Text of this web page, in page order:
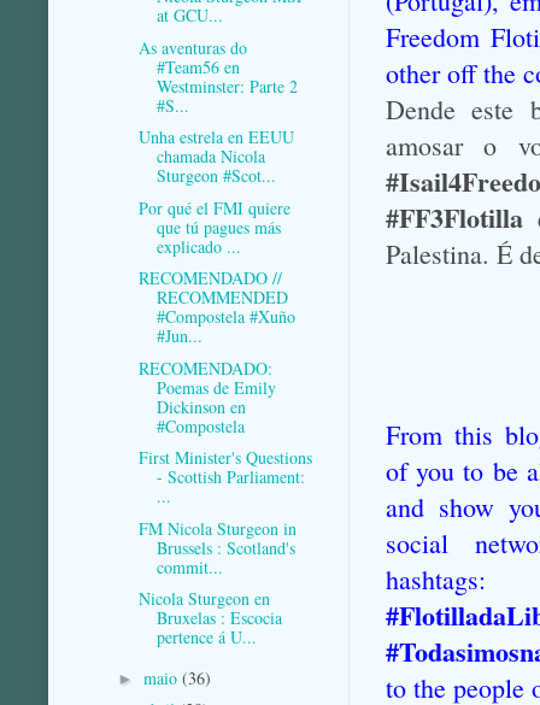
Freedom
other off the
Dende este
amosar o
#FF3Flotilla
Palestina. É
From this
of you to be
and show
social
to the people
at GCU...
As aventuras do
#Team56 en
Westminster: Parte 2
#S...
Unha estrela en EEUU
chamada Nicola
Sturgeon #Scot...
Por qué el FMI quiere
que tú pagues más
explicado ...
RECOMENDADO //
RECOMMENDED
#Compostela #Xuño
#Jun...
RECOMENDADO:
Poemas de Emily
Dickinson en
#Compostela
First Minister's Questions
- Scottish Parliament:
...
FM Nicola Sturgeon in
Brussels : Scotland's
commit...
Nicola Sturgeon en
Bruxelas : Escocia
pertence á U...
► maio (36)